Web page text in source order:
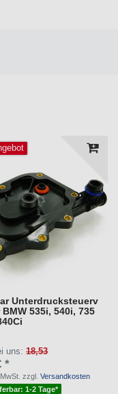
Unterdrucksteuerv
535i, 540i, 735
uns:18,53
*
zzgl.Versandkosten
1-2 Tage*